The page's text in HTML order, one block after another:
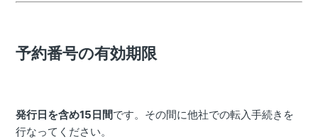
予約番号の有効期限
発行日を含め15日間です。その間に他社での転入手続きを
行なってください。